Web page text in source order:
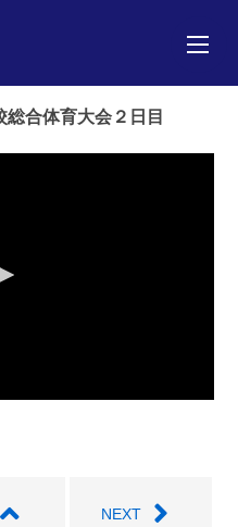
合体育大会２日目
NEXT